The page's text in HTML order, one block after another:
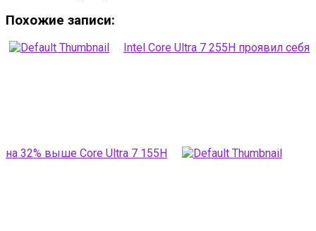
Похожие записи:
Intel Core Ultra 7 255H проявил себя
на 32% выше Core Ultra 7 155H